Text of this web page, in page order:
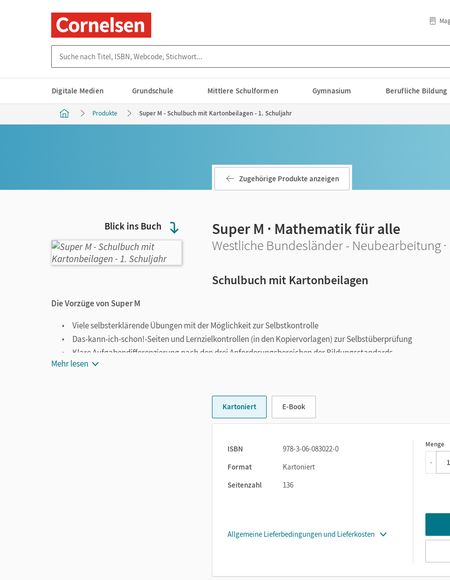
Digitale Medien Grundschule Mittlere Schulformen Gymnasium Berufliche Bildung
Produkte Super M - Schulbuch mit Kartonbeilagen - 1. Schuljahr
Blick ins Buch
Zugehörige Produkte anzeigen
Super M · Mathematik für alle
Westliche Bundesländer - Neubearbeitung
Schulbuch mit Kartonbeilagen
Die Vorzüge von Super M
Viele selbsterklärende Übungen mit der Möglichkeit zur Selbstkontrolle
Das-kann-ich-schon!-Seiten und Lernzielkontrollen (in den Kopiervorlagen) zur Selbstüberprüfung
Klare Aufgabendifferenzierung nach den drei Anforderungsbereichen der Bildungsstandards
Zusätzlich zum Arbeitsheft ein Förderheft
Mehr lesen
Kartoniert E-Book
ISBN
978-3-06-083022-0
Format
Kartoniert
Seitenzahl
136
Allgemeine Lieferbedingungen und Lieferkosten
Menge
1
-